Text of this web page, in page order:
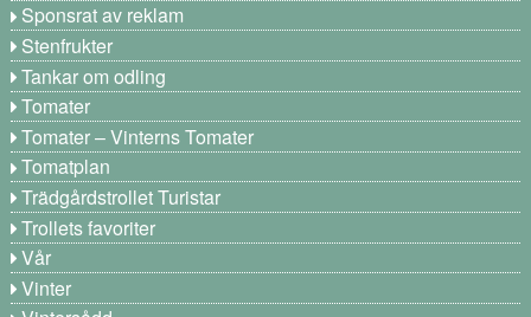
Sponsrat av reklam
Stenfrukter
Tankar om odling
Tomater
Tomater – Vinterns Tomater
Tomatplan
Trädgårdstrollet Turistar
Trollets favoriter
Vår
Vinter